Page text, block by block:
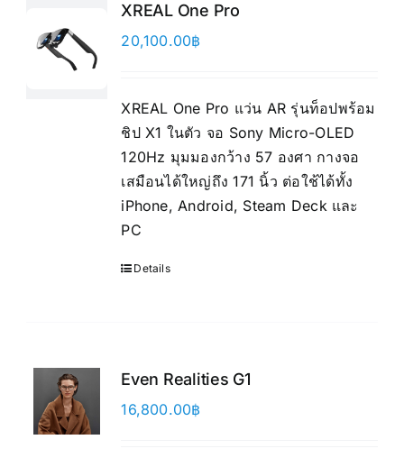
XREAL One Pro
20,100.00฿
XREAL One Pro แว่น AR รุ่นท็อปพร้อม
ชิป X1 ในตัว จอ Sony Micro-OLED
120Hz มุมมองกว้าง 57 องศา กางจอ
เสมือนได้ใหญ่ถึง 171 นิ้ว ต่อใช้ได้ทั้ง
iPhone, Android, Steam Deck และ
PC
Details
Even Realities G1
16,800.00฿